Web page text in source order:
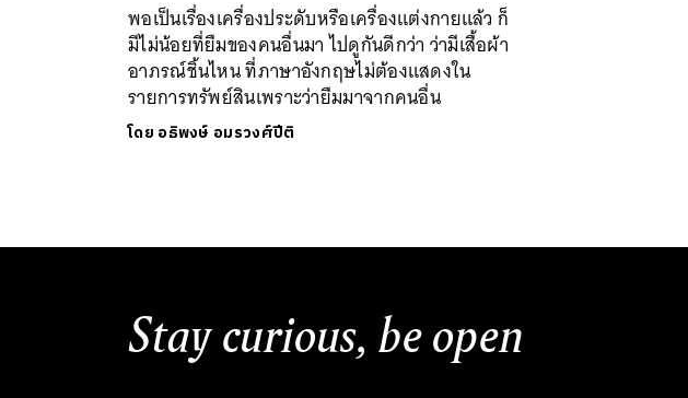
พอเป็นเรื่องเครื่องประดับหรือเครื่องแต่งกายแล้ว ก็
มีไม่น้อยที่ยืมของคนอื่นมา ไปดูกันดีกว่า ว่ามีเสื้อผ้า
อาภรณ์ชิ้นไหน ที่ภาษาอังกฤษไม่ต้องแสดงใน
รายการทรัพย์สินเพราะว่ายืมมาจากคนอื่น
โดย อธิพงษ์ อมรวงศ์ปีติ
Stay curious, be open